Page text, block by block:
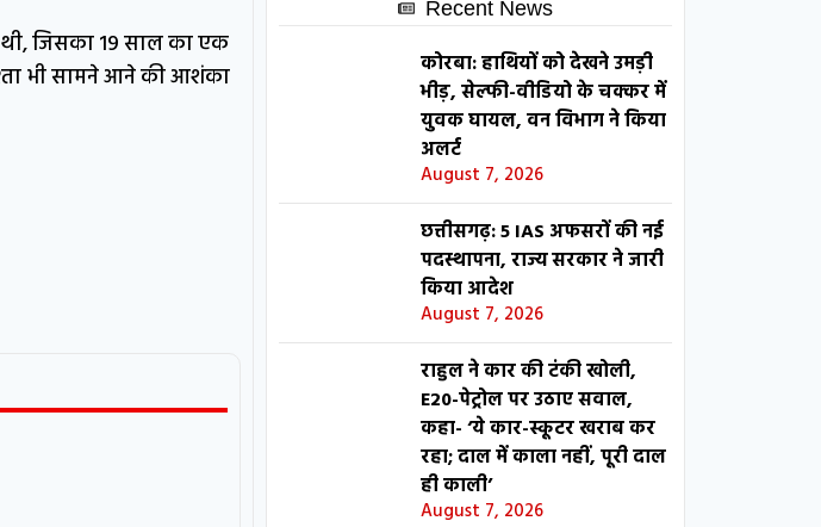
थी, जिसका 19 साल का एक
भी सामने आने की आशंका
Recent News
कोरबा: हाथियों को देखने उमड़ी
भीड़, सेल्फी-वीडियो के चक्कर में
युवक घायल, वन विभाग ने किया
अलर्ट
August 7, 2026
छत्तीसगढ़: 5 IAS अफसरों की नई
पदस्थापना, राज्य सरकार ने जारी
किया आदेश
August 7, 2026
राहुल ने कार की टंकी खोली,
E20-पेट्रोल पर उठाए सवाल,
कहा- ‘ये कार-स्कूटर खराब कर
रहा; दाल में काला नहीं, पूरी दाल
ही काली’
August 7, 2026